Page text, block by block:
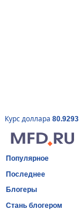
Курс доллара 80.9293
Популярное
Последнее
Блогеры
Стань блогером